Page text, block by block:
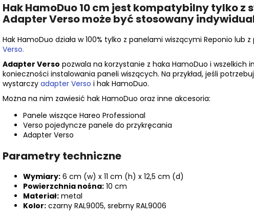
Hak HamoDuo 10 cm jest kompatybilny tylko z
Adapter Verso może być stosowany
Hak HamoDuo działa w 100% tylko z panelami wiszącymi Reponio lub
Verso.
Adapter Verso pozwala na korzystanie z haka HamoDuo i wszelkich
konieczności instalowania paneli wiszących. Na przykład, jeśli
wystarczy adapter Verso i hak HamoDuo.
Można na nim zawiesić hak HamoDuo oraz inne akcesoria:
Panele wiszące Hareo Professional
Verso pojedyncze panele do przykręcania
Adapter Verso
Parametry techniczne
Wymiary: 6 cm (w) x 11 cm (h) x 12,5 cm (d)
Powierzchnia nośna: 10 cm
Materiał: metal
Kolor: czarny RAL9005, srebrny RAL9006